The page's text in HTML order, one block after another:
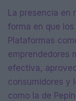
La presencia en
forma en que
Plataformas
emprendedores
efectiva,
consumidores y
como la de